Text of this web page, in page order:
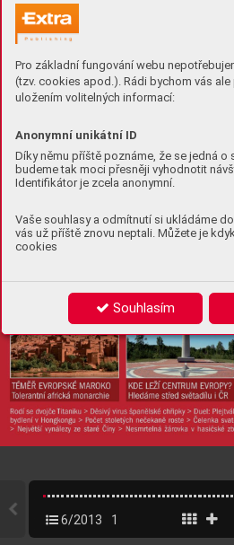
Pro základní fungování webu
(tzv. cookies apod.). Rádi bychom vás
uložením volitelných informací:
Anonymní unikátní ID
Díky němu příště poznáme, že se jedná o
budeme tak moci přesněji vyhodnotit
Identifikátor je zcela anonymní.
Vaše souhlasy a odmítnutí si ukládáme
vás už příště znovu neptali. Můžete je
cookies
Souhlasím
6/2013 1